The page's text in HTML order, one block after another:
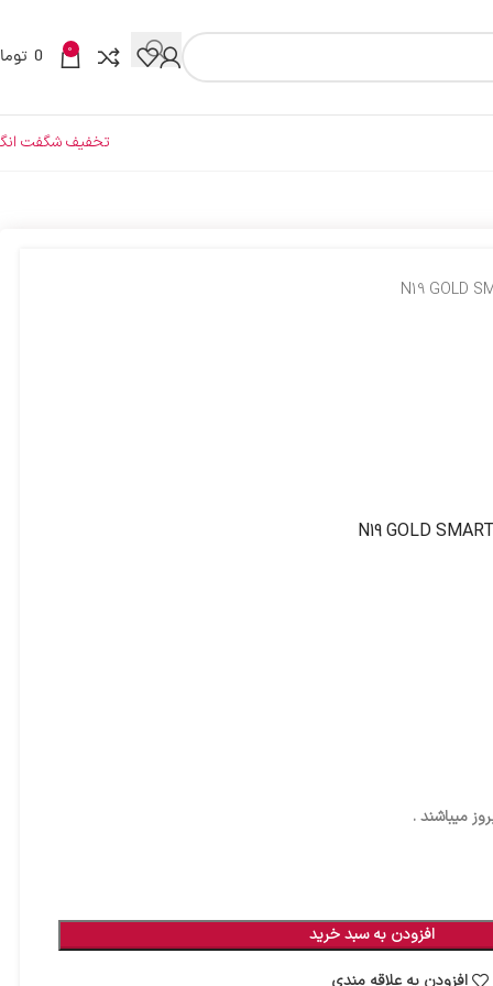
0
0
تخفیف شگفت
میباشند .
افزودن به سبد خرید
افزودن به علاقه مندی